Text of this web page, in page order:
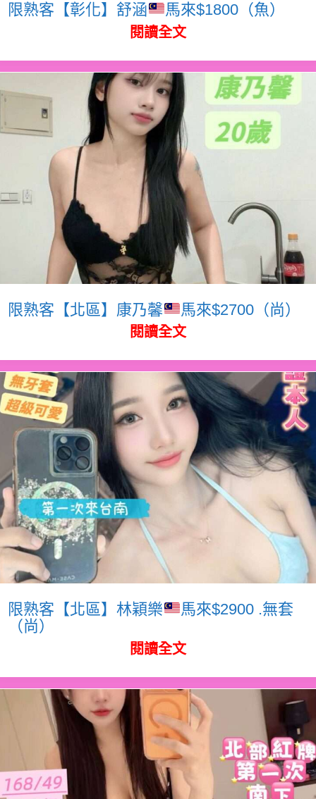
限熟客【彰化】舒涵 馬來$1800（魚）
閱讀全文
限熟客【北區】康乃馨 馬來$2700（尚）
閱讀全文
限熟客【北區】林穎樂
馬來$2900 .無套
（尚）
閱讀全文